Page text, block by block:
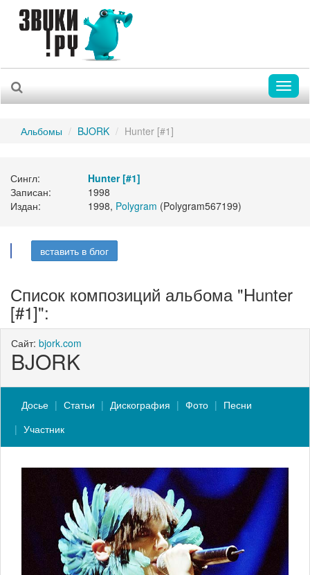
Альбомы BJORK Hunter [#1]
Сингл:
Hunter [#1]
Записан:
1998
Издан:
1998, Polygram (Polygram567199)
вставить в блог
Список композиций альбома "Hunter
[#1]":
Сайт: bjork.com
BJORK
Досье Статьи Дискография Фото
Песни
Участник